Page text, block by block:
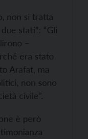
non si tratta
stati”: “Gli
–
era stato
Arafat, ma
non sono
civile”.
è però